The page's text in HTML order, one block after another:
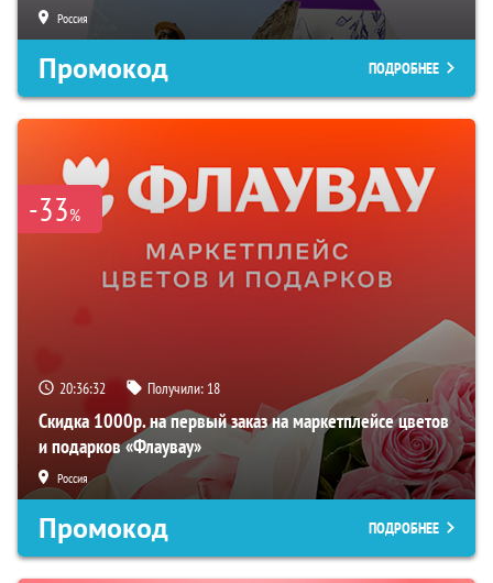
Россия
Промокод ПОДРОБНЕЕ
-33%
20:36:31 Получили: 18
Скидка 1000р. на первый заказ на маркетплейсе цветов
и подарков «Флаувау»
Россия
Промокод ПОДРОБНЕЕ